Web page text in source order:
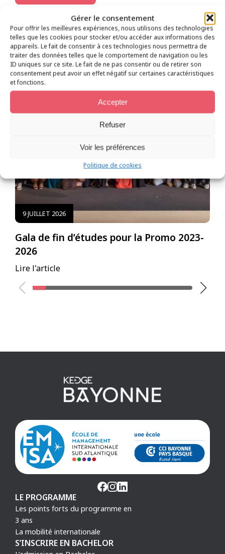
Gérer le consentement
Pour offrir les meilleures expériences, nous utilisons des technologies
telles que les cookies pour stocker et/ou accéder aux informations des
appareils. Le fait de consentir à ces technologies nous permettra de
traiter des données telles que le comportement de navigation ou les
ID uniques sur ce site. Le fait de ne pas consentir ou de retirer son
consentement peut avoir un effet négatif sur certaines caractéristiques
et fonctions.
Accepter
Refuser
Voir les préférences
Politique de cookies
9 JUILLET 2026
Gala de fin d’études pour la Promo 2023-
2026
Lire l'article
LE PROGRAMME
Les points forts du programme en
3 ans
La mobilité internationale
S’INSCRIRE EN BACHELOR